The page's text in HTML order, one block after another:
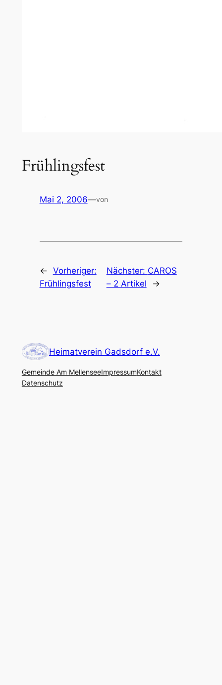
Frühlingsfest
Mai 2, 2006—von
← Vorheriger:
Frühlingsfest
Nächster: CAROS
– 2 Artikel
→
Heimatverein Gadsdorf e.V.
Gemeinde Am MellenseeImpressumKontakt
Datenschutz